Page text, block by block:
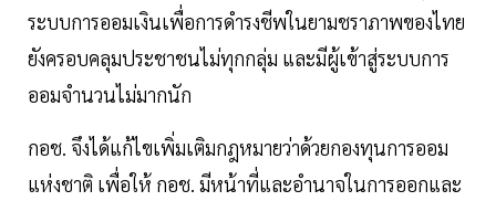
ระบบการออมเงินเพื่อการดำรงชีพในยามชราภาพของไทย
ยังครอบคลุมประชาชนไม่ทุกกลุ่ม และมีผู้เข้าสู่ระบบการ
ออมจำนวนไม่มากนัก
กอช. จึงได้แก้ไขเพิ่มเติมกฎหมายว่าด้วยกองทุนการออม
แห่งชาติ เพื่อให้ กอช. มีหน้าที่และอำนาจในการออกและ